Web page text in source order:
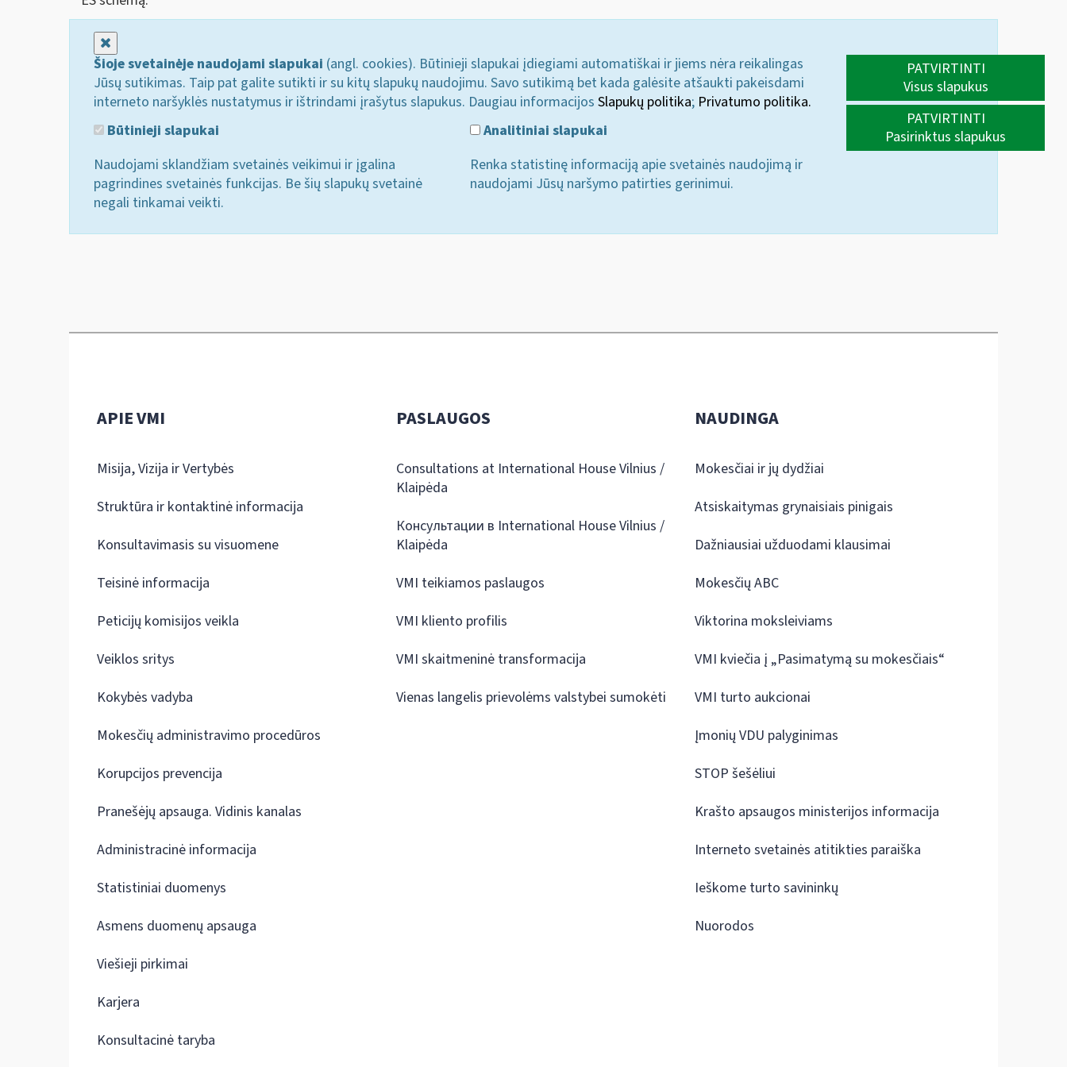
Šioje svetainėje naudojami slapukai (angl. cookies). Būtinieji slapukai įdiegiami automatiškai ir jiems nėra reikalingas
Jūsų sutikimas. Taip pat galite sutikti ir su kitų slapukų naudojimu. Savo sutikimą bet kada galėsite atšaukti pakeisdami
interneto naršyklės nustatymus ir ištrindami įrašytus slapukus. Daugiau informacijos Slapukų politika; Privatumo politika.
Būtinieji slapukai
Naudojami sklandžiam svetainės veikimui ir įgalina
pagrindines svetainės funkcijas. Be šių slapukų svetainė
negali tinkamai veikti.
Analitiniai slapukai
Renka statistinę informaciją apie svetainės naudojimą ir
naudojami Jūsų naršymo patirties gerinimui.
PATVIRTINTI
Visus slapukus
PATVIRTINTI
Pasirinktus slapukus
APIE VMI
Misija, Vizija ir Vertybės
Struktūra ir kontaktinė informacija
Konsultavimasis su visuomene
Teisinė informacija
Peticijų komisijos veikla
Veiklos sritys
Kokybės vadyba
Mokesčių administravimo procedūros
Korupcijos prevencija
Pranešėjų apsauga. Vidinis kanalas
Administracinė informacija
Statistiniai duomenys
Asmens duomenų apsauga
Viešieji pirkimai
Karjera
Konsultacinė taryba
PASLAUGOS
Consultations at International House Vilnius /
Klaipėda
Консультации в International House Vilnius /
Klaipėda
VMI teikiamos paslaugos
VMI kliento profilis
VMI skaitmeninė transformacija
Vienas langelis prievolėms valstybei sumokėti
NAUDINGA
Mokesčiai ir jų dydžiai
Atsiskaitymas grynaisiais pinigais
Dažniausiai užduodami klausimai
Mokesčių ABC
Viktorina moksleiviams
VMI kviečia į „Pasimatymą su mokesčiais“
VMI turto aukcionai
Įmonių VDU palyginimas
STOP šešėliui
Krašto apsaugos ministerijos informacija
Interneto svetainės atitikties paraiška
Ieškome turto savininkų
Nuorodos